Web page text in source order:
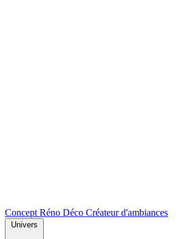
Concept Réno Déco Créateur d'ambiances